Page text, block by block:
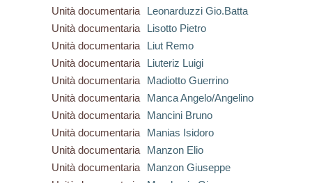
Unità documentaria
Leonarduzzi Gio.Batta
Unità documentaria
Lisotto Pietro
Unità documentaria
Liut Remo
Unità documentaria
Liuteriz Luigi
Unità documentaria
Madiotto Guerrino
Unità documentaria
Manca Angelo/Angelino
Unità documentaria
Mancini Bruno
Unità documentaria
Manias Isidoro
Unità documentaria
Manzon Elio
Unità documentaria
Manzon Giuseppe